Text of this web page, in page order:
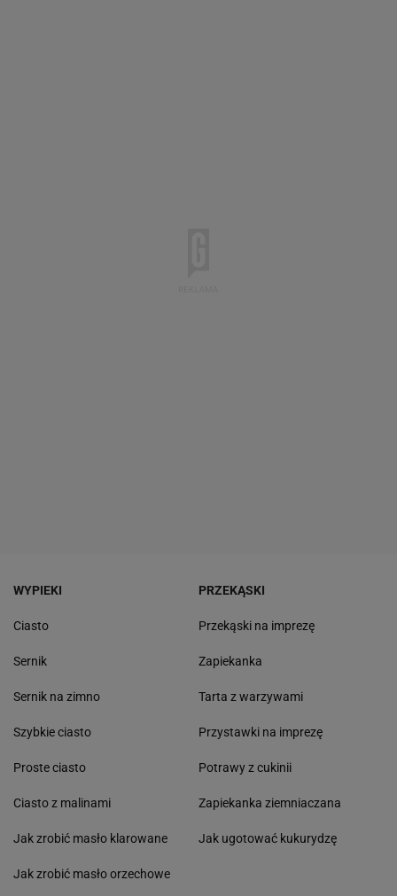
WYPIEKI
Ciasto
Sernik
Sernik na zimno
Szybkie ciasto
Proste ciasto
Ciasto z malinami
Jak zrobić masło klarowane
Jak zrobić masło orzechowe
PRZEKĄSKI
Przekąski na imprezę
Zapiekanka
Tarta z warzywami
Przystawki na imprezę
Potrawy z cukinii
Zapiekanka ziemniaczana
Jak ugotować kukurydzę